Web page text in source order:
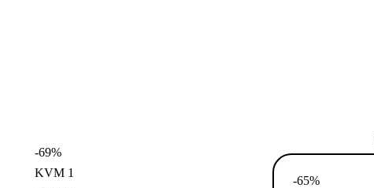
-69%
KVM 1
-65%